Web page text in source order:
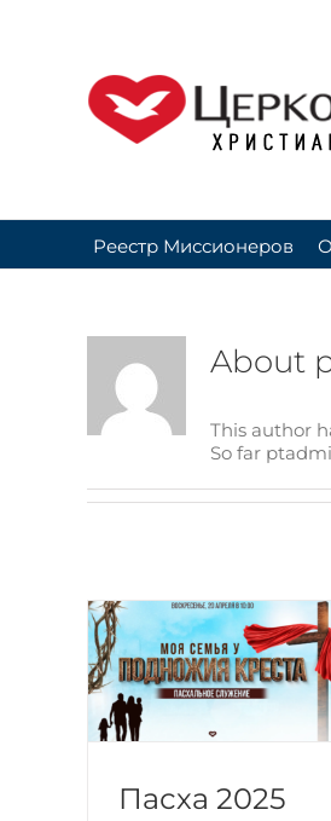
Реестр Миссионеров
About
This author
So far
Пасха 2025